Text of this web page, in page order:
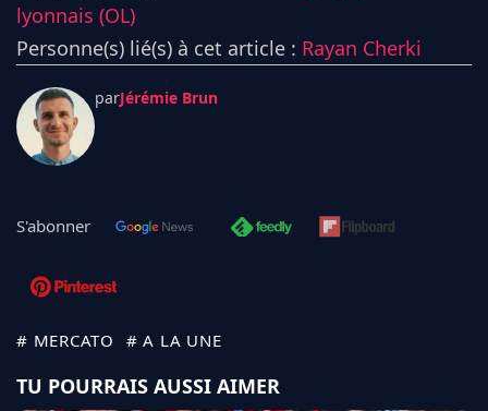
lyonnais (OL)
Personne(s) lié(s) à cet article : Rayan Cherki
parJérémie Brun
S'abonner
# MERCATO # A LA UNE
TU POURRAIS AUSSI AIMER